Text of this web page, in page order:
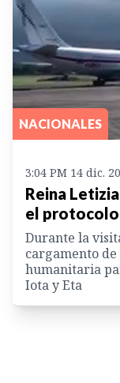
NACIONALES
3:04 PM 14 dic.
Reina
el protocolo
Durante la
cargamento de
humanitaria
Iota y Eta